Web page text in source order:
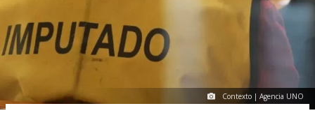
Contexto | Agencia UNO